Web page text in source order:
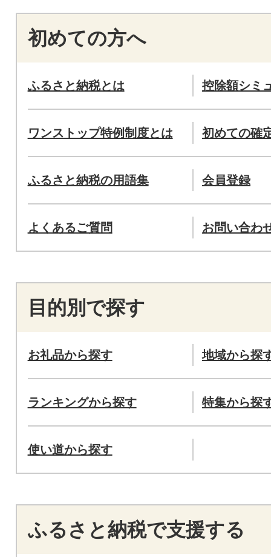
初めての方へ
ふるさと納税とは 控除額シミ
ワンストップ特例制度とは 初めての確
ふるさと納税の用語集 会員登録
よくあるご質問 お問い合わ
目的別で探す
お礼品から探す 地域から探
ランキングから探す 特集から探
使い道から探す
ふるさと納税で支援する